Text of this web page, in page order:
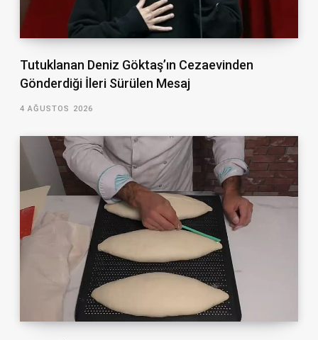
Tutuklanan Deniz Göktaş’ın Cezaevinden
Gönderdiği İleri Sürülen Mesaj
4 AĞUSTOS 2026